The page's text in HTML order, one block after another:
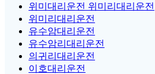
위미대리운전 위미리대리운전
위미리대리운전
유수암대리운전
유수암리대리운전
의귀리대리운전
이호대리운전